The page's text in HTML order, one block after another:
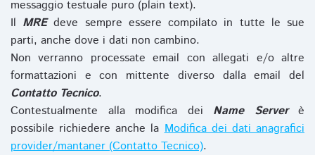
messaggio testuale puro (plain text).
Il MREdeve sempre essere compilato in tutte le sue
parti, anche dove i dati non cambino.
Non verranno processate email con allegati e/o altre
formattazioni e con mittente diverso dalla email del
Contatto Tecnico.
Contestualmente alla modifica dei Name Serverè
possibile richiedere anche laModifica dei dati anagrafici
provider/mantaner (Contatto Tecnico).